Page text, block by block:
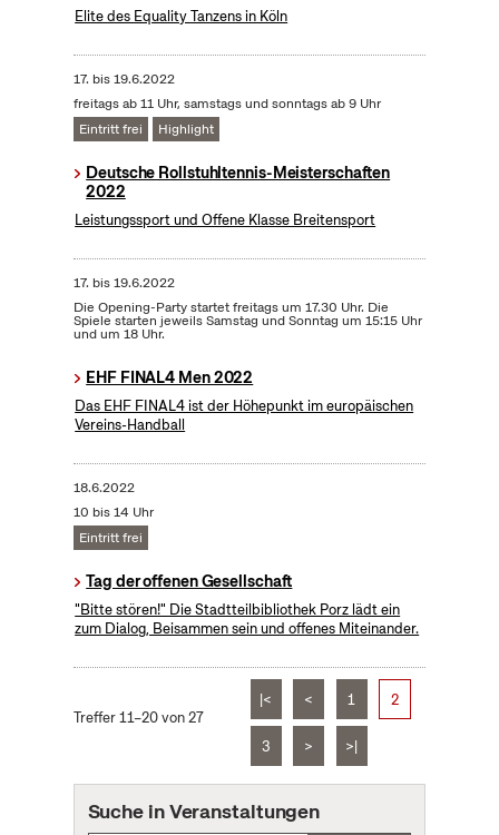
Elite des Equality Tanzens in Köln
17. bis19.6.2022
freitags ab 11 Uhr, samstags und sonntags ab 9 Uhr
Eintritt frei
Highlight
Deutsche Rollstuhltennis-Meisterschaften
2022
Leistungssport und Offene Klasse Breitensport
17. bis19.6.2022
Die Opening-Party startet freitags um 17.30 Uhr. Die
Spiele starten jeweils Samstag und Sonntag um 15:15 Uhr
und um 18 Uhr.
EHF FINAL4 Men 2022
Das EHF FINAL4 ist der Höhepunkt im europäischen
Vereins-Handball
18.6.2022
10 bis 14 Uhr
Eintritt frei
Tag der offenen Gesellschaft
"Bitte stören!" Die Stadtteilbibliothek Porz lädt ein
zum Dialog, Beisammen sein und offenes Miteinander.
Treffer 11–20 von 27
|< < 1 2
3 > >|
Suche in Veranstaltungen